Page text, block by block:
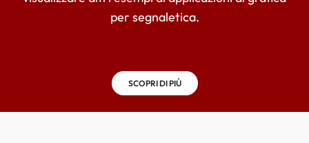
per segnaletica.
SCOPRI DI PIÙ